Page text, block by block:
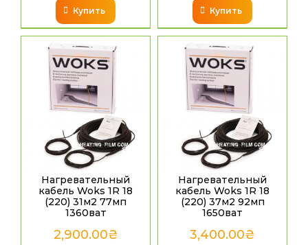
Купить Купить
Нагревательный
кабель Woks 1R 18
(220) 31м2 77мп
1360ват
2,900.00₴
Нагревательный
кабель Woks 1R 18
(220) 37м2 92мп
1650ват
3,400.00₴